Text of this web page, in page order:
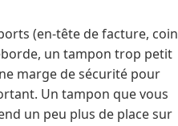
(en-tête de facture, coin
un tampon trop petit
marge de sécurité pour
Un tampon que vous
un peu plus de place sur